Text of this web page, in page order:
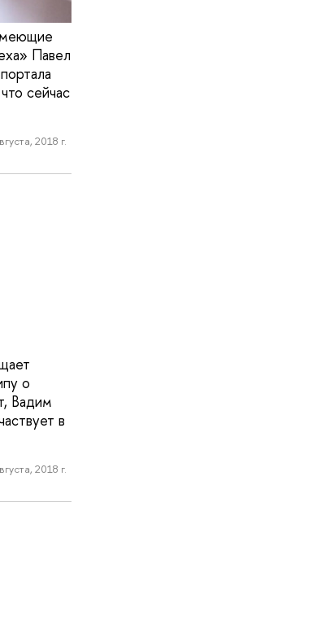
Павел
сейчас
2018 г.
о
Вадим
в
2018 г.